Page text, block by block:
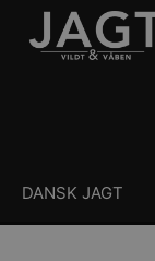
DANSK JAGT